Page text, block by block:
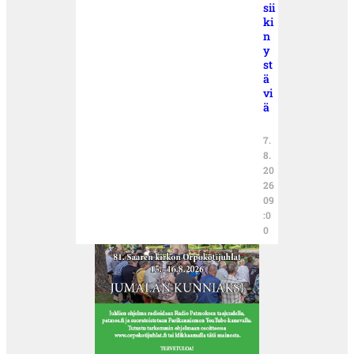
sii
ki
n
y
st
ä
vi
ä
7.
8.
20
26
09
:0
0